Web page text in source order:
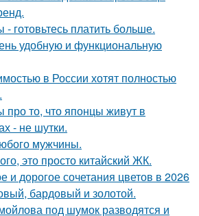
- готовьтесь платить больше.
удобную и функциональную
в России хотят полностью
про то, что японцы живут в
- не шутки.
мужчины.
это просто китайский ЖК.
и дорогое сочетания цветов в 2026
бардовый и золотой.
под шумок разводятся и